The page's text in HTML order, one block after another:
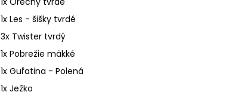
1x Les - šišky tvrdé
3x Twister tvrdý
1x Pobrežie mäkké
1x Guľatina - Polená
1x Ježko